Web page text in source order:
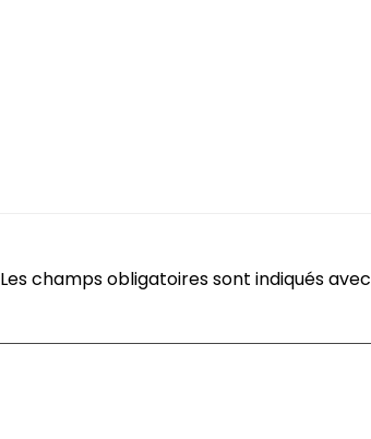
Les champs obligatoires sont indiqués avec